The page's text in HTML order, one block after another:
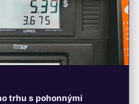
trhu s pohonnými